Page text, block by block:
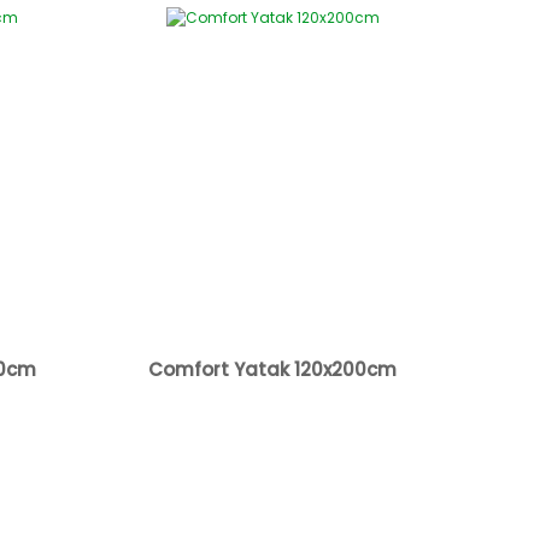
Comfort Yatak 120x200cm